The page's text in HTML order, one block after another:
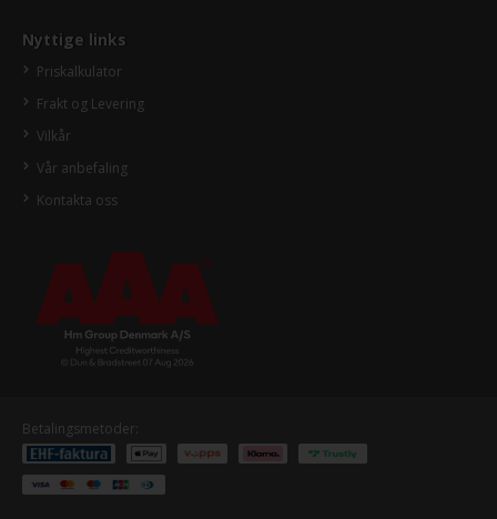
Nyttige links
Priskalkulator
Frakt og Levering
Vilkår
Vår anbefaling
Kontakta oss
Betalingsmetoder: